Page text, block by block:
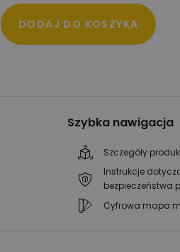
DODAJ DO KOSZYKA
Szybka nawigacja
Szczegóły
Instrukcje
bezpieczeństwa
Cyfrowa mapa